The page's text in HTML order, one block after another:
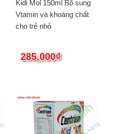
Kidi Mol 150ml Bổ sung
Vtamin và khoáng chất
cho trẻ nhỏ
285,000₫